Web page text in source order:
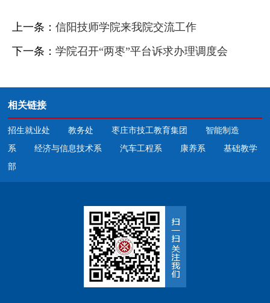
上一条： 信阳技师学院来我院交流工作
下一条： 学院召开“两枣”平台诉求办理调度会
相关链接
招生就业处 教务处 枣庄市技工教育集团
智能制造
系
经济与信息技术系 汽车工程系 康养系
基础教学
部